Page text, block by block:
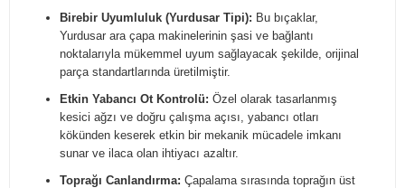
Birebir Uyumluluk (Yurdusar Tipi): Bu bıçaklar,
Yurdusar ara çapa makinelerinin şasi ve bağlantı
noktalarıyla mükemmel uyum sağlayacak şekilde, orijinal
parça standartlarında üretilmiştir.
Etkin Yabancı Ot Kontrolü: Özel olarak tasarlanmış
kesici ağzı ve doğru çalışma açısı, yabancı otları
kökünden keserek etkin bir mekanik mücadele imkanı
sunar ve ilaca olan ihtiyacı azaltır.
Toprağı Canlandırma: Çapalama sırasında toprağın üst